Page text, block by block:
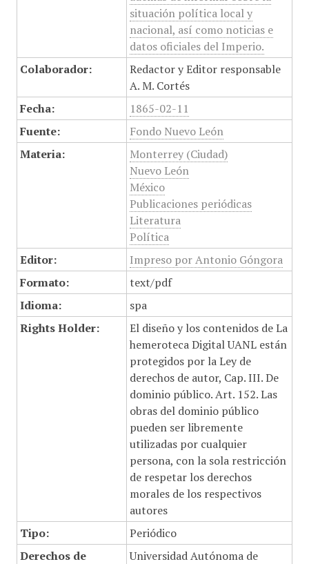
situación política local y
nacional, así como noticias e
datos oficiales del Imperio.
Colaborador:
Redactor y Editor responsable
A. M. Cortés
Fecha:
1865-02-11
Fuente:
Fondo Nuevo León
Materia:
Monterrey (Ciudad)
Nuevo León
México
Publicaciones periódicas
Literatura
Política
Editor:
Impreso por Antonio Góngora
Formato:
text/pdf
Idioma:
spa
Rights Holder:
El diseño y los contenidos de La
hemeroteca Digital UANL están
protegidos por la Ley de
derechos de autor, Cap. III. De
dominio público. Art. 152. Las
obras del dominio público
pueden ser libremente
utilizadas por cualquier
persona, con la sola restricción
de respetar los derechos
morales de los respectivos
autores
Tipo:
Periódico
Derechos de
Universidad Autónoma de